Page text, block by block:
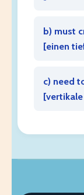
b) must
[einen
c) need
[